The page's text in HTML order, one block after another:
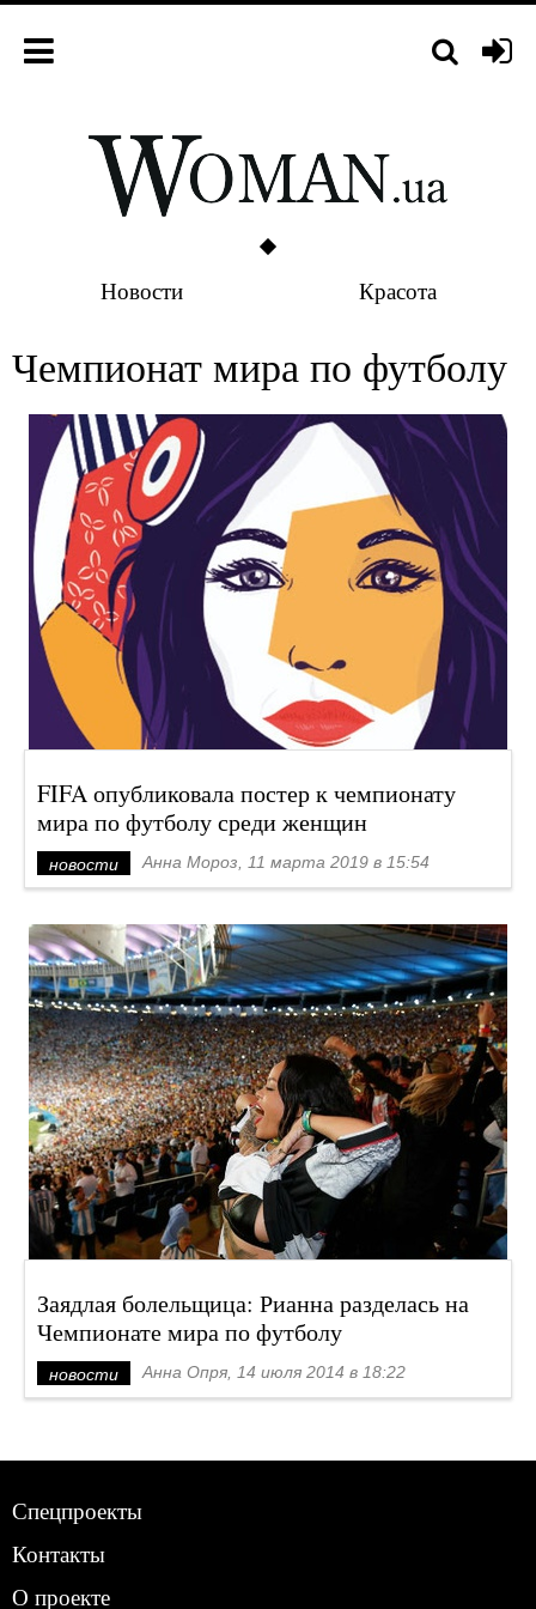
Новости Красота
Чемпионат мира по футболу
FIFA опубликовала постер к чемпионату
мира по футболу среди женщин
новости Анна Мороз, 11 марта 2019 в 15:54
Заядлая болельщица: Рианна разделась на
Чемпионате мира по футболу
новости Анна Опря, 14 июля 2014 в 18:22
Спецпроекты
Контакты
О проекте